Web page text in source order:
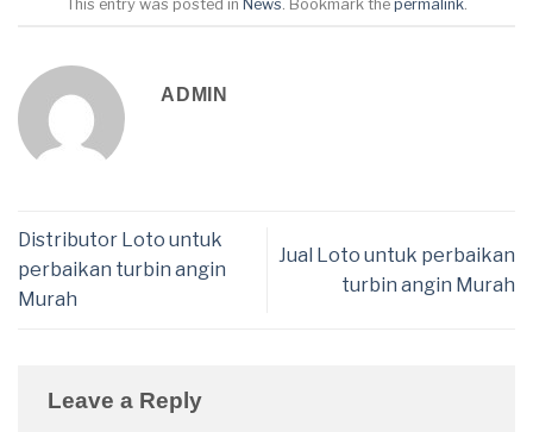
This entry was posted in News . Bookmark the permalink
ADMIN
Distributor Loto untuk
perbaikan turbin angin
Murah
Jual Loto untuk perbaikan
turbin angin Murah
Leave a Reply